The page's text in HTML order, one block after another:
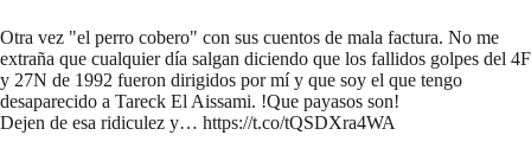
Otra vez "el perro cobero" con sus cuentos de mala factura. No me
extraña que cualquier día salgan diciendo que los fallidos golpes del 4F
y 27N de 1992 fueron dirigidos por mí y que soy el que tengo
desaparecido a Tareck El Aissami. !Que payasos son!
Dejen de esa ridiculez y… https://t.co/tQSDXra4WA